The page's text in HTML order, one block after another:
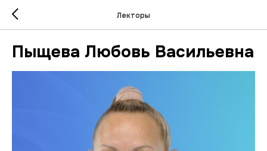
Лекторы
Пыщева Любовь Васильевна